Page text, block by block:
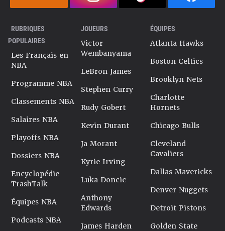
RUBRIQUES
POPULAIRES
Les Français en
NBA
Programme NBA
Classements NBA
Salaires NBA
Playoffs NBA
Dossiers NBA
Encyclopédie
TrashTalk
Équipes NBA
Podcasts NBA
JOUEURS
Victor
Wembanyama
LeBron James
Stephen Curry
Rudy Gobert
Kevin Durant
Ja Morant
Kyrie Irving
Luka Doncic
Anthony
Edwards
James Harden
ÉQUIPES
Atlanta Hawks
Boston Celtics
Brooklyn Nets
Charlotte
Hornets
Chicago Bulls
Cleveland
Cavaliers
Dallas Mavericks
Denver Nuggets
Detroit Pistons
Golden State